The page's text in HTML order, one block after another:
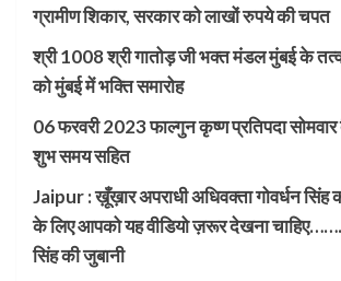
ग्रामीण शिकार, सरकार को लाखों रुपये की चपत
श्री 1008 श्री गातोड़ जी भक्त मंडल मुंबई के
को मुंबई में भक्ति समारोह
06 फरवरी 2023 फाल्गुन कृष्ण प्रतिपदा
शुभ समय सहित
Jaipur : ख़ूँख़ार अपराधी अधिवक्ता गोवर्धन सिंह
के लिए आपको यह वीडियो ज़रूर देखना
सिंह की जुबानी